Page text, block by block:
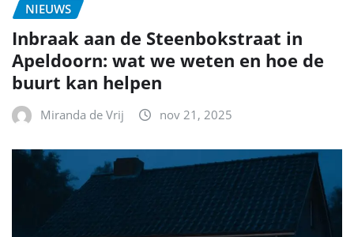
NIEUWS
Inbraak aan de Steenbokstraat in
Apeldoorn: wat we weten en hoe de
buurt kan helpen
Miranda de Vrij nov 21, 2025